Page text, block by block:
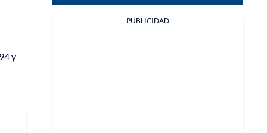
y
PUBLICIDAD